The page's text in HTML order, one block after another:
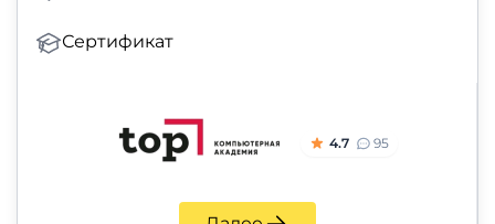
Сертификат
4.7 95